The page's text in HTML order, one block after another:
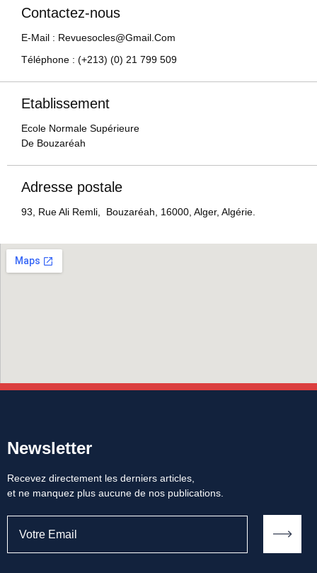
Contactez-nous
E-Mail : Revuesocles@gmail.com
Téléphone : (+213) (0) 21 799 509
Etablissement
Ecole Normale Supérieure
De Bouzaréah
Adresse postale
93, Rue Ali Remli, Bouzaréah, 16000, Alger, Algérie.
Newsletter
Recevez directement les derniers articles,
et ne manquez plus aucune de nos publications.